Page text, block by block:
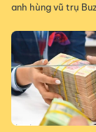
anh hùng vũ trụ